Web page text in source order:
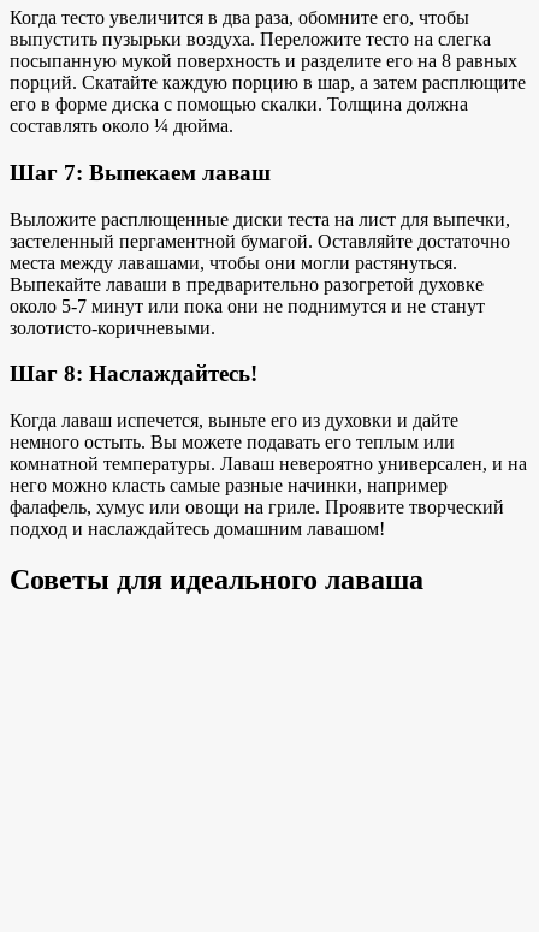
Когда тесто увеличится в два раза, обомните его, чтобы
выпустить пузырьки воздуха. Переложите тесто на слегка
посыпанную мукой поверхность и разделите его на 8 равных
порций. Скатайте каждую порцию в шар, а затем расплющите
его в форме диска с помощью скалки. Толщина должна
составлять около ¼ дюйма.
Шаг 7: Выпекаем лаваш
Выложите расплющенные диски теста на лист для выпечки,
застеленный пергаментной бумагой. Оставляйте достаточно
места между лавашами, чтобы они могли растянуться.
Выпекайте лаваши в предварительно разогретой духовке
около 5-7 минут или пока они не поднимутся и не станут
золотисто-коричневыми.
Шаг 8: Наслаждайтесь!
Когда лаваш испечется, выньте его из духовки и дайте
немного остыть. Вы можете подавать его теплым или
комнатной температуры. Лаваш невероятно универсален, и на
него можно класть самые разные начинки, например
фалафель, хумус или овощи на гриле. Проявите творческий
подход и наслаждайтесь домашним лавашом!
Советы для идеального лаваша